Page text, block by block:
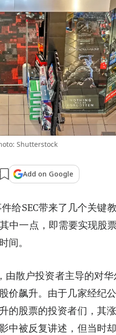
Shutterstock
Add on Google
给SEC带来了几个关键教
中一点，即需要实现股
间。
由散户投资者主导的对
价飙升。由于几家经纪
的股票的投资者们，其
中被反复讲述，但当时